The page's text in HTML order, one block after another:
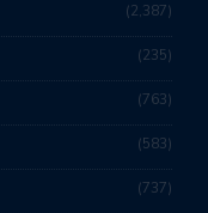
2,387
235
763
583
737